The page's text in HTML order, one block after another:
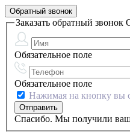
Обратный звонок
Заказать обратный звонок
Обязательное поле
Обязательное поле
Нажимая на кнопку вы
Спасибо. Мы получили ваш